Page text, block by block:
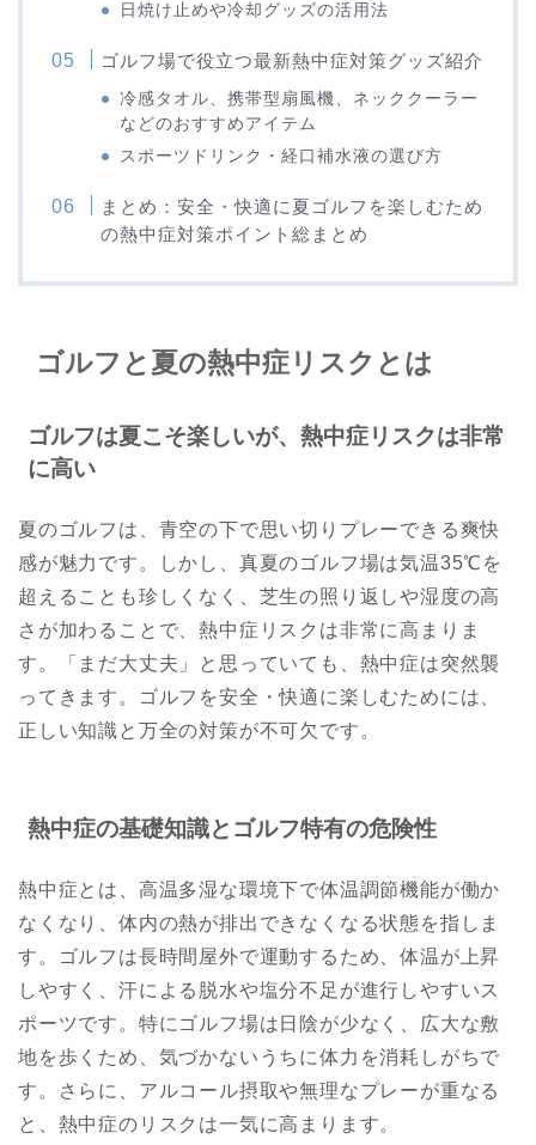
日焼け止めや冷却グッズの活用法
ゴルフ場で役立つ最新熱中症対策グッズ紹介
冷感タオル、携帯型扇風機、ネッククーラー
などのおすすめアイテム
スポーツドリンク・経口補水液の選び方
まとめ：安全・快適に夏ゴルフを楽しむため
の熱中症対策ポイント総まとめ
ゴルフと夏の熱中症リスクとは
ゴルフは夏こそ楽しいが、熱中症リスクは非常
に高い
夏のゴルフは、青空の下で思い切りプレーできる爽快
感が魅力です。しかし、真夏のゴルフ場は気温35℃を
超えることも珍しくなく、芝生の照り返しや湿度の高
さが加わることで、熱中症リスクは非常に高まりま
す。「まだ大丈夫」と思っていても、熱中症は突然襲
ってきます。ゴルフを安全・快適に楽しむためには、
正しい知識と万全の対策が不可欠です。
熱中症の基礎知識とゴルフ特有の危険性
熱中症とは、高温多湿な環境下で体温調節機能が働か
なくなり、体内の熱が排出できなくなる状態を指しま
す。ゴルフは長時間屋外で運動するため、体温が上昇
しやすく、汗による脱水や塩分不足が進行しやすいス
ポーツです。特にゴルフ場は日陰が少なく、広大な敷
地を歩くため、気づかないうちに体力を消耗しがちで
す。さらに、アルコール摂取や無理なプレーが重なる
と、熱中症のリスクは一気に高まります。